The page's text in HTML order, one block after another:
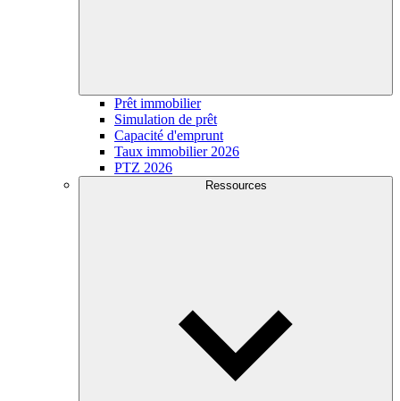
Prêt immobilier
Simulation de prêt
Capacité d'emprunt
Taux immobilier 2026
PTZ 2026
Ressources